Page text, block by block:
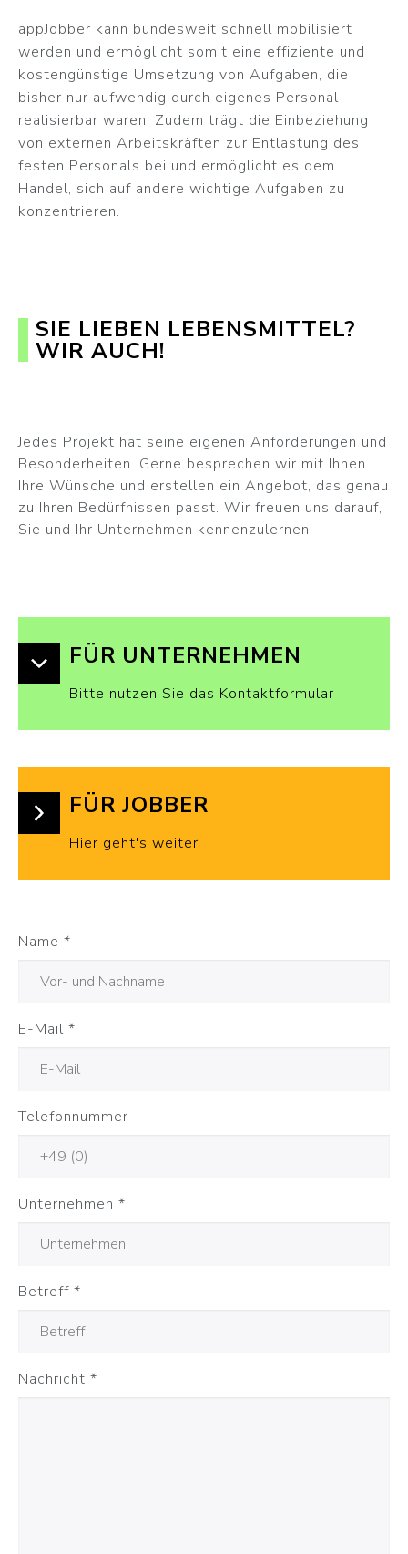
appJobber kann bundesweit schnell mobilisiert
werden und ermöglicht somit eine effiziente und
kostengünstige Umsetzung von Aufgaben, die
bisher nur aufwendig durch eigenes Personal
realisierbar waren. Zudem trägt die Einbeziehung
von externen Arbeitskräften zur Entlastung des
festen Personals bei und ermöglicht es dem
Handel, sich auf andere wichtige Aufgaben zu
konzentrieren.
SIE LIEBEN LEBENSMITTEL?
WIR AUCH!
Jedes Projekt hat seine eigenen Anforderungen und
Besonderheiten. Gerne besprechen wir mit Ihnen
Ihre Wünsche und erstellen ein Angebot, das genau
zu Ihren Bedürfnissen passt. Wir freuen uns darauf,
Sie und Ihr Unternehmen kennenzulernen!
FÜR UNTERNEHMEN
Bitte nutzen Sie das Kontaktformular
FÜR JOBBER
Hier geht's weiter
Name *
E-Mail *
Telefonnummer
Unternehmen *
Betreff *
Nachricht *